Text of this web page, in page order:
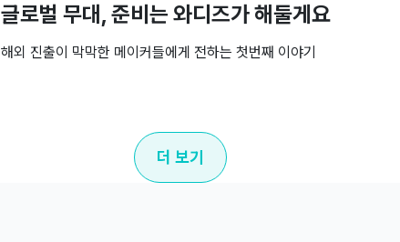
글로벌 무대, 준비는 와디즈가 해둘게요
해외 진출이 막막한 메이커들에게 전하는 첫번째 이야기
더 보기